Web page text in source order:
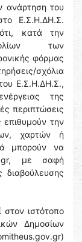
ανάρτηση του
Ε.Σ.Η.ΔΗ.Σ.
κατά την
των
φόρμας
σχόλια
Ε.Σ.Η.ΔΗ.Σ.,
της
περιπτώσεις
επιθυμούν την
χαρτών ή
μπορούν να
με σαφή
ιστότοπο
Δημοσίων